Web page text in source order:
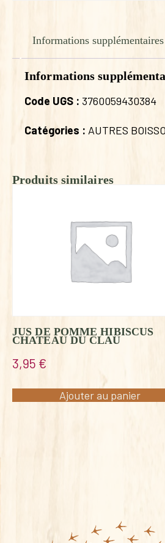
Informations supplémentaires
Informations
Code UGS : 3760059430384
Catégories : AUTRES
Produits similaires
JUS DE POMME HIBISCUS
CHATEAU DU CLAU
3,95 €
Ajouter au panier